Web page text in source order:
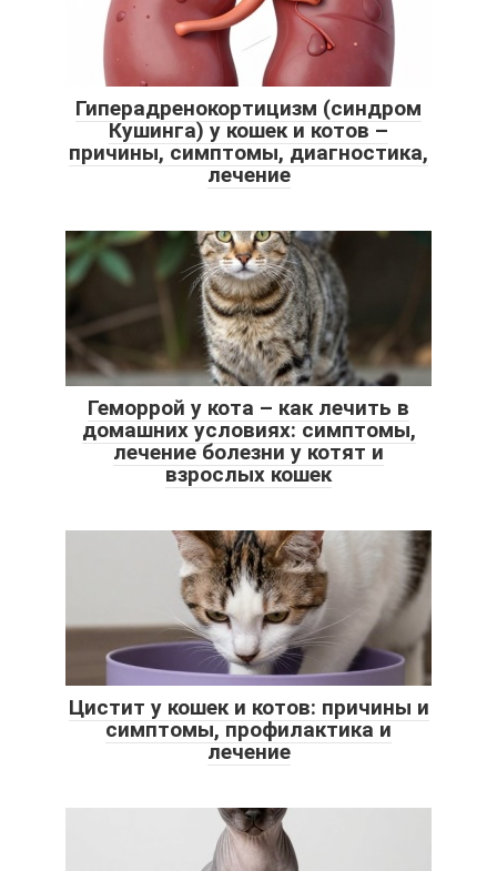
Гиперадренокортицизм (синдром
Кушинга) у кошек и котов –
причины, симптомы, диагностика,
лечение
Геморрой у кота – как лечить в
домашних условиях: симптомы,
лечение болезни у котят и
взрослых кошек
Цистит у кошек и котов: причины и
симптомы, профилактика и
лечение